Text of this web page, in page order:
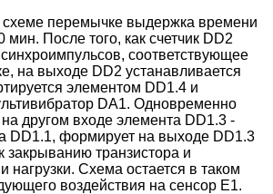
схеме перемычке выдержка времени
мин. После того, как счетчик DD2
синхроимпульсов, соответствующее
на выходе DD2 устанавливается
элементом DD1.4 и
DA1. Одновременно
на другом входе элемента DD1.3 -
DD1.1, формирует на выходе DD1.3
закрыванию транзистора и
нагрузки. Схема остается в таком
воздействия на сенсор Е1.